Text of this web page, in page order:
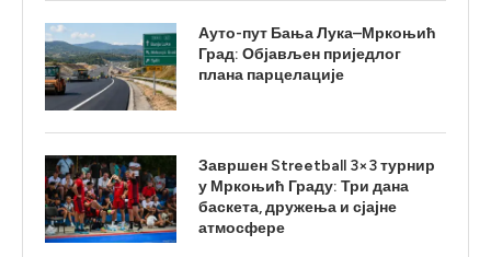
Ауто-пут Бања Лука–Мркоњић
Град: Објављен приједлог
плана парцелације
Завршен Streetball 3×3 турнир
у Мркоњић Граду: Три дана
баскета, дружења и сјајне
атмосфере